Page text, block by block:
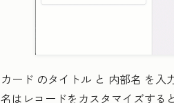
カード のタイトル と 内部名 を入
名はレコードをカスタマイズする